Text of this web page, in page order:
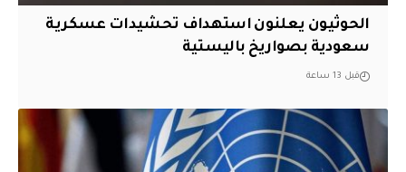
الحوثيون يعلنون استهداف تحشيدات عسكرية
سعودية بصواريخ باليستية
قبل 13 ساعة